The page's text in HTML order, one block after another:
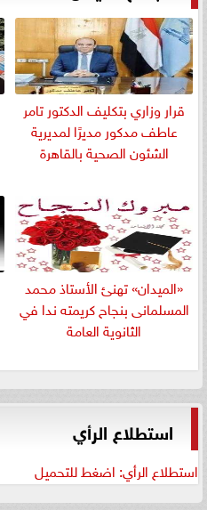
قرار وزاري بتكليف الدكتور تامر
عاطف مدكور مديرًا لمديرية
الشئون الصحية بالقاهرة
«الميدان» تهنئ الأستاذ محمد
المسلمانى بنجاح كريمته ندا في
الثانوية العامة
استطلاع الرأي
استطلاع الرأي: اضغط للتحميل